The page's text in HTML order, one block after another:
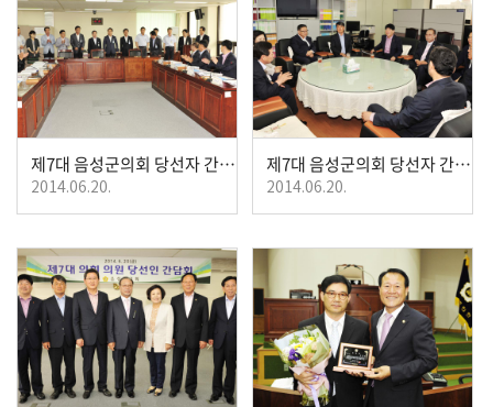
제7대 음성군의회 당선자 간담회 개최
2014.06.20.
제7대 음성군의회 당선자 간담회 개최
2014.06.20.